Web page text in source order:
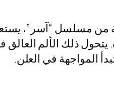
من مسلسل “آسر”،
يتحول ذلك الألم العالق
المواجهة في العلن.